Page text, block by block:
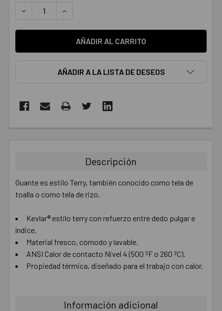
DISMINUIR LA CANTIDAD:AUMENTAR LA CANTIDAD:
AÑADIR A LA LISTA DE DESEOS
AL CARRITO
Descripción
Guante es estilo Terry, también conocido como tela de
toalla o como tela de rizo.
Kevlar® estilo terry con refuerzo entre dedo pulgar e
índice.
Material fresco, cómodo y lavable.
ANSI Calor de contacto Nivel 4 (500 ºF o 260 ºC).
Propiedad térmica, diseñado para el trabajo con calor.
Información adicional